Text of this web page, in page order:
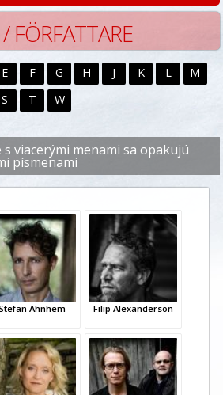
/ FÖRFATTARE
E F G H J K L
M
S T W
viacerými menami sa opakujú
písmenami
Ahnhem Filip Alexanderson